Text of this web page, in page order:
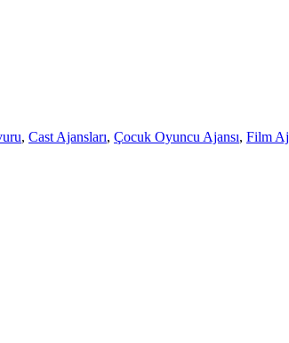
, Cast Ajansları, Çocuk Oyuncu Ajansı, Film